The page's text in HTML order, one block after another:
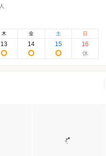
人
木
13
金
14
土
15
日
16